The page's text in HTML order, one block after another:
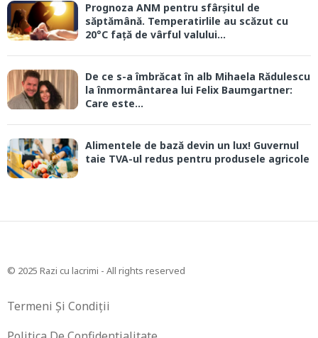
Prognoza ANM pentru sfârșitul de
săptămână. Temperatirlile au scăzut cu
20°C față de vârful valului...
De ce s-a îmbrăcat în alb Mihaela Rădulescu
la înmormântarea lui Felix Baumgartner:
Care este...
Alimentele de bază devin un lux! Guvernul
taie TVA-ul redus pentru produsele agricole
© 2025 Razi cu lacrimi - All rights reserved
Termeni Și Condiții